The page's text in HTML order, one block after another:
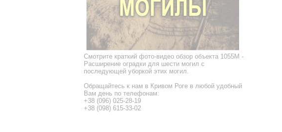
Смотрите краткий фото-видео обзор объекта 1055M -
Расширение оградки для шести могил с
последующей уборкой этих могил.
Обращайтесь к нам в Кривом Роге в любой удобный
Вам день по телефонам:
+38 (096) 025-28-19
+38 (098) 615-33-02